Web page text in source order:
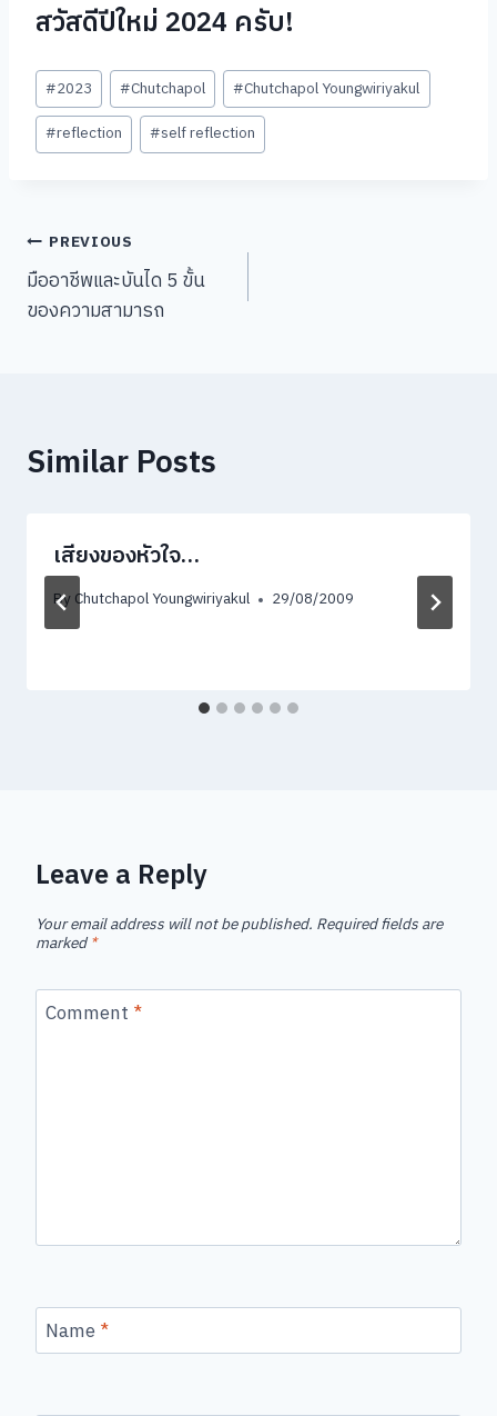
สวัสดีปีใหม่ 2024 ครับ!
Post
Tags:
#2023 #Chutchapol #Chutchapol Youngwiriyakul
#reflection #self reflection
Post
navigation
PREVIOUS
มืออาชีพและบันได 5 ขั้น
ของความสามารถ
Similar Posts
เสียงของหัวใจ…
ByChutchapol Youngwiriyakul 29/08/2009
Leave a Reply
Your email address will not be published. Required fields are
marked*
Comment *
Name*